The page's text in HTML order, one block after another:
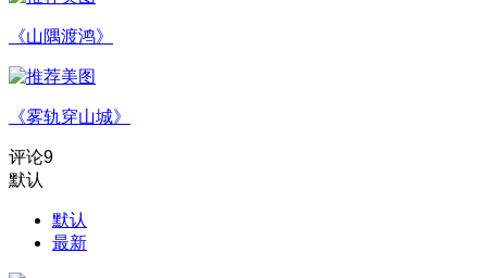
《山隅渡鸿》
《雾轨穿山城》
评论9
默认
默认
最新